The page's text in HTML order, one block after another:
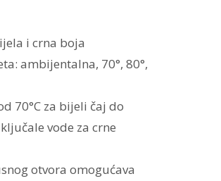
i crna boja
ambijentalna, 70°, 80°,
70°C za bijeli čaj do
vode za crne
otvora omogućava